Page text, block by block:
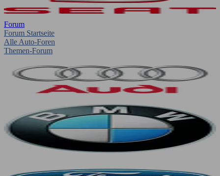
Forum
Forum Startseite
Alle Auto-Foren
Themen-Forum